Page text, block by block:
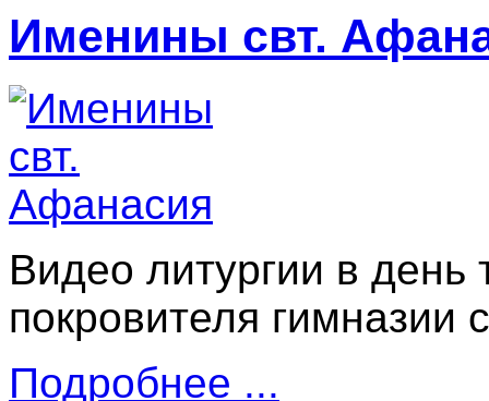
Именины свт.
Видео литургии в день
покровителя гимназии
Подробнее ...